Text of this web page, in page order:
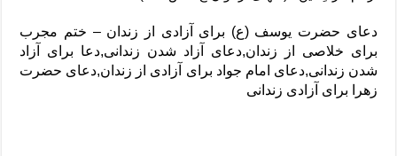
دعای حضرت یوسف (ع) برای آزادی از زندان – ختم مجرب
برای خلاصی از زندان,دعای آزاد شدن زندانی,دعا برای آزاد
شدن زندانی,دعای امام جواد برای آزادی از زندان,دعای حضرت
زهرا برای آزادی زندانی